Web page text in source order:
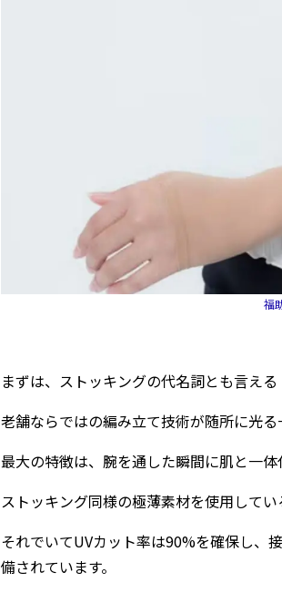
福
まずは、ストッキングの代名詞とも言え
老舗ならではの編み立て技術が随所に光る
最大の特徴は、腕を通した瞬間に肌と一
ストッキング同様の極薄素材を使用して
それでいてUVカット率は90%を確保し、
備されています。